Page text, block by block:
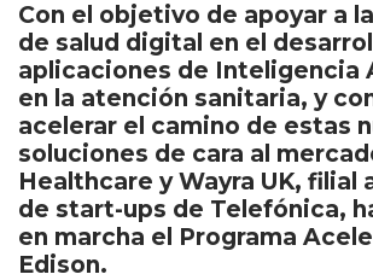
Con el objetivo de apoyar a
de salud digital en el
aplicaciones de Inteligencia
en la atención sanitaria, y
acelerar el camino de estas
soluciones de cara al
Healthcare y Wayra UK, filial
de start-ups de Telefónica,
en marcha el Programa
Edison.